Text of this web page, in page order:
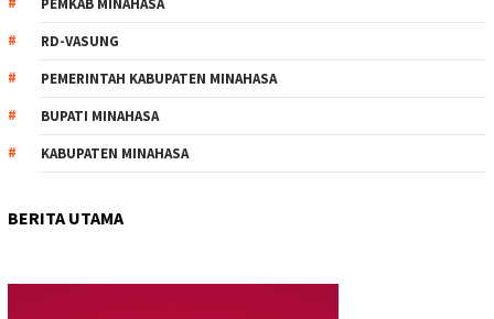
PEMKAB MINAHASA
RD-VASUNG
PEMERINTAH KABUPATEN MINAHASA
BUPATI MINAHASA
KABUPATEN MINAHASA
BERITA UTAMA